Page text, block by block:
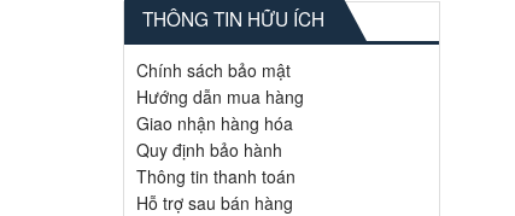
THÔNG TIN HỮU ÍCH
Chính sách bảo mật
Hướng dẫn mua hàng
Giao nhận hàng hóa
Quy định bảo hành
Thông tin thanh toán
Hỗ trợ sau bán hàng